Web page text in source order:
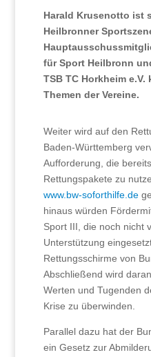
Harald Krusenotto ist
Heilbronner
für Sport Heilbronn
TSB TC Horkheim
Themen der Vereine.
Weiter wird auf den
Baden-Württemberg
Aufforderung, die
Rettungspakete zu
www.bw-soforthilfe.de
hinaus würden
Sport III, die noch nicht
Unterstützung
Rettungsschirme von
Abschließend wird
Werten und Tugenden
Krise zu überwinden.
Parallel dazu hat der
ein Gesetz zur